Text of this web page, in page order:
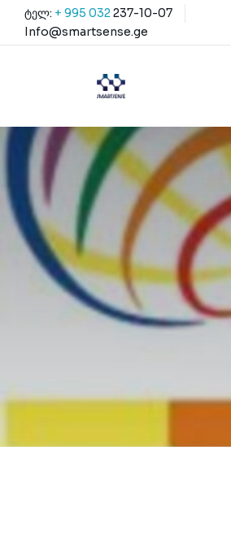
ტელ: + 995 032 237-10-07
Info@smartsense.ge